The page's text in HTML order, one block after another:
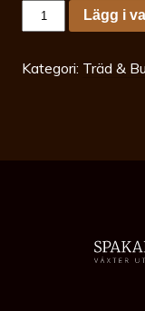
Acer
shirasawanum
Johin
Shirasawalönn
mängd
Lägg i
Kategori: Träd &